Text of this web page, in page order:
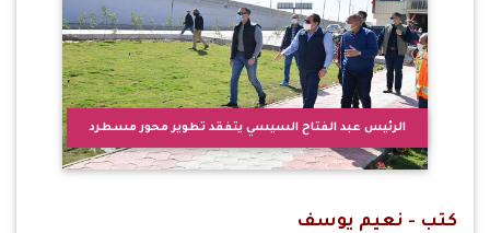
الرئيس عبد الفتاح السيسي يتفقد تطوير محور مسطرد
كتب - نعيم يوسف